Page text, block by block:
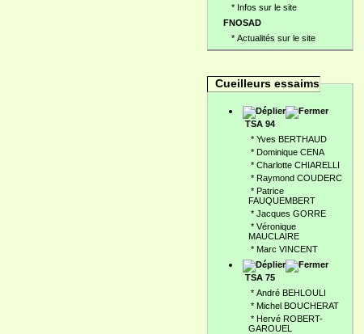
* Infos sur le site
FNOSAD
* Actualités sur le site
Cueilleurs essaims
TSA 94
* Yves BERTHAUD
* Dominique CENA
* Charlotte CHIARELLI
* Raymond COUDERC
* Patrice
FAUQUEMBERT
* Jacques GORRE
* Véronique
MAUCLAIRE
* Marc VINCENT
TSA 75
* André BEHLOULI
* Michel BOUCHERAT
* Hervé ROBERT-
GAROUEL